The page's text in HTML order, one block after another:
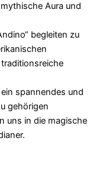
Aura und
begleiten zu
spannendes und
gehörigen
uns in die magische